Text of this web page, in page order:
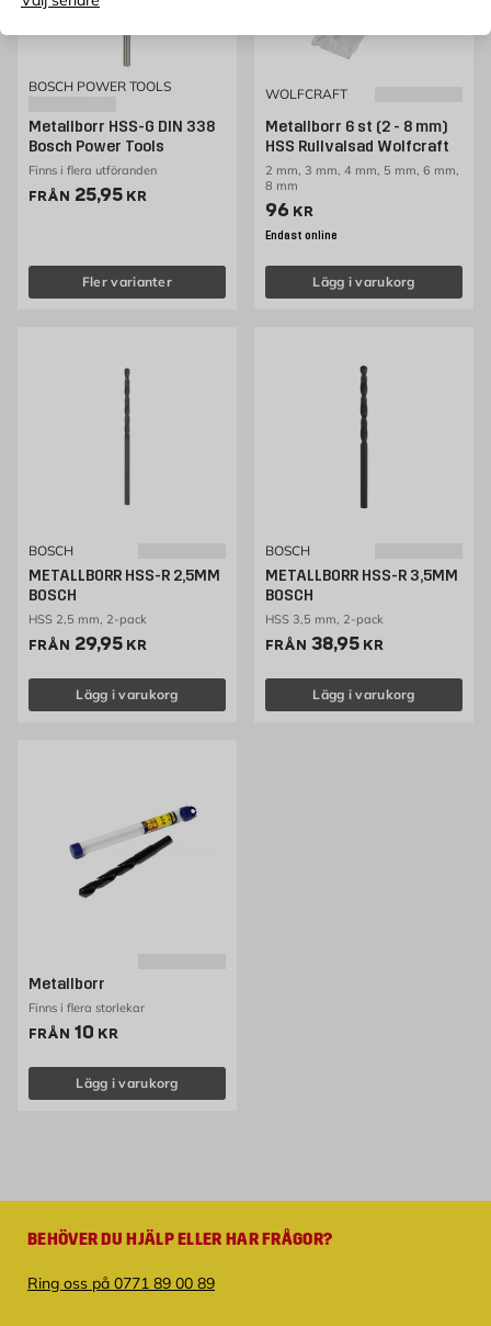
BOSCH POWER TOOLS
Metallborr HSS-G DIN 338
Bosch Power Tools
Finns i flera utföranden
FRÅN Pris 25.95 kr
25,95 KR
Fler varianter
WOLFCRAFT
Metallborr 6 st (2 - 8 mm)
HSS Rullvalsad Wolfcraft
2 mm, 3 mm, 4 mm, 5 mm, 6 mm,
8 mm
Pris 96 kr
96 KR
Endast online
Lägg i varukorg
BOSCH
METALLBORR HSS-R 2,5MM
BOSCH
HSS 2,5 mm, 2-pack
FRÅN Pris 29.95 kr
29,95 KR
Lägg i varukorg
BOSCH
METALLBORR HSS-R 3,5MM
BOSCH
HSS 3,5 mm, 2-pack
FRÅN Pris 38.95 kr
38,95 KR
Lägg i varukorg
Metallborr
Finns i flera storlekar
FRÅN Pris 10 kr
10 KR
Lägg i varukorg
BEHÖVER DU HJÄLP ELLER HAR FRÅGOR?
Ring oss på 0771 89 00 89